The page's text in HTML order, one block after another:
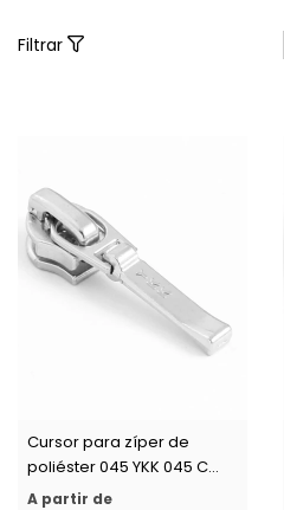
Filtrar
Cursor para zíper de
poliéster 045 YKK 045 C
DADR4 c/ 1 un
A partir de